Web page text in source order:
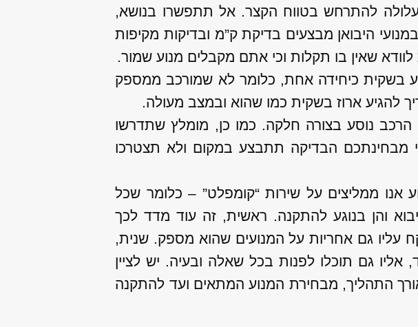
להתרחש בטווח הקצר. אל תתפשרו בנושא,
היבואן מבצעים בדיקת ק”מ ובדיקות מקיפות
שאין בו תקלות וכי אתם מקבלים מנוע שמור.
בשקית כיחידה אחת, כלומר לא שמורכב ממספק
להגיע ארוז בשקית כמו שהוא ובמצב מעולה.
הרכב נוסע בצורה חלקה. כמו כן, מומלץ שתדרשו
מבחינתכם הבדיקה תתבצע במקום ולא תצטרכו
אנו ממליצים על שירות “קומפלט” – כלומר שכל
והן בנוגע להתקנה. ראשית, זה עוד מדד לכך
עליו גם אחריות על המנועים שהוא מספק. שנית,
גם תוכלו לפנות בכל שאלה ובעיה. יש לציין
התהליך, מבחירת המנוע המתאים ועד להתקנה